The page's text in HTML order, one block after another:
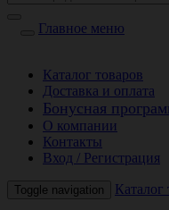
Главное меню
Каталог товаров
Доставка и оплата
Бонусная
О компании
Контакты
Вход / Регистрация
Toggle navigation Каталог